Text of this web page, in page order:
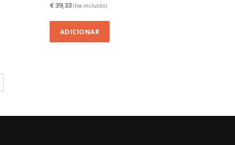
€39,33 (Iva incluído)
ADICIONAR